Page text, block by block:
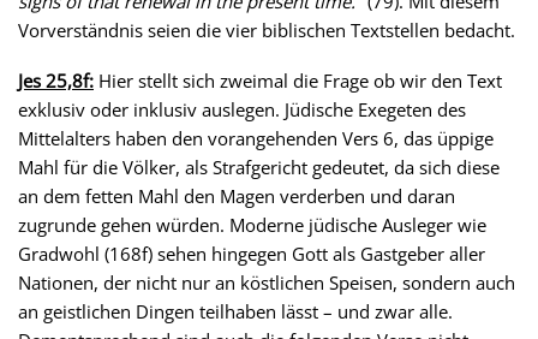
Vorverständnis seien die vier biblischen Textstellen bedacht.
Jes 25,8f: Hier stellt sich zweimal die Frage ob wir den Text
exklusiv oder inklusiv auslegen. Jüdische Exegeten des
Mittelalters haben den vorangehenden Vers 6, das üppige
Mahl für die Völker, als Strafgericht gedeutet, da sich diese
an dem fetten Mahl den Magen verderben und daran
zugrunde gehen würden. Moderne jüdische Ausleger wie
Gradwohl (168f) sehen hingegen Gott als Gastgeber aller
Nationen, der nicht nur an köstlichen Speisen, sondern auch
an geistlichen Dingen teilhaben lässt – und zwar alle.